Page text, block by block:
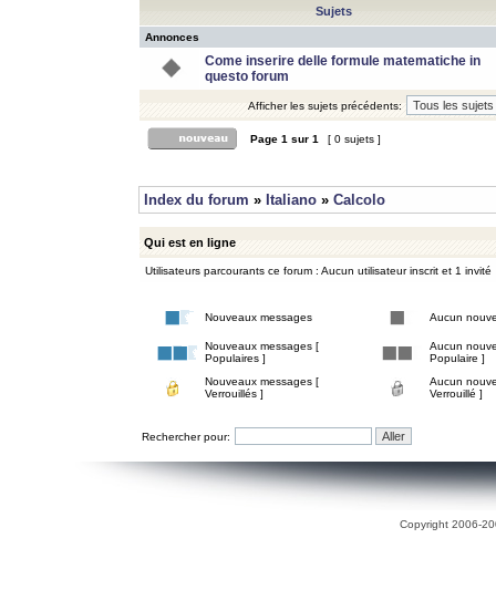
Sujets
Annonces
Come inserire delle formule matematiche in
questo forum
Afficher les sujets précédents:
Page 1 sur 1 [ 0 sujets ]
Index du forum » Italiano » Calcolo
Qui est en ligne
Utilisateurs parcourants ce forum : Aucun utilisateur inscrit et 1 invité
Nouveaux messages Aucun
Nouveaux messages [
Populaires ]
Aucun
Populaire ]
Nouveaux messages [
Verrouillés ]
Aucun
Verrouillé ]
Rechercher pour:
Copyright 2006-